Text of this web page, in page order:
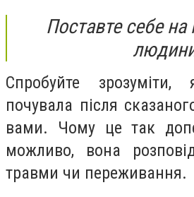
Поставте себе на
Спробуйте
почувала після
вами. Чому це так
можливо, вона
травми чи переживання.